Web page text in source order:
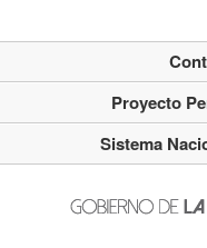
Proyecto
Sistema